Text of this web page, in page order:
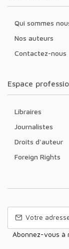
Qui sommes
Nos auteurs
Contactez-nous
Espace
Libraires
Journalistes
Droits d'auteur
Foreign Rights
Abonnez-vous à notre Newsletter pour recevoir nos nouvelles